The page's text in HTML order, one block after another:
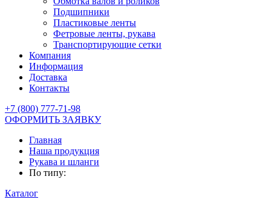
Подшипники
Пластиковые ленты
Фетровые ленты, рукава
Транспортирующие сетки
Компания
Информация
Доставка
Контакты
+7 (800) 777-71-98
ОФОРМИТЬ ЗАЯВКУ
Главная
Наша продукция
Рукава и шланги
По типу:
Каталог